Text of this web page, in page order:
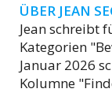
ÜBER JEAN
Jean schreibt
Kategorien
Januar 2026
Kolumne